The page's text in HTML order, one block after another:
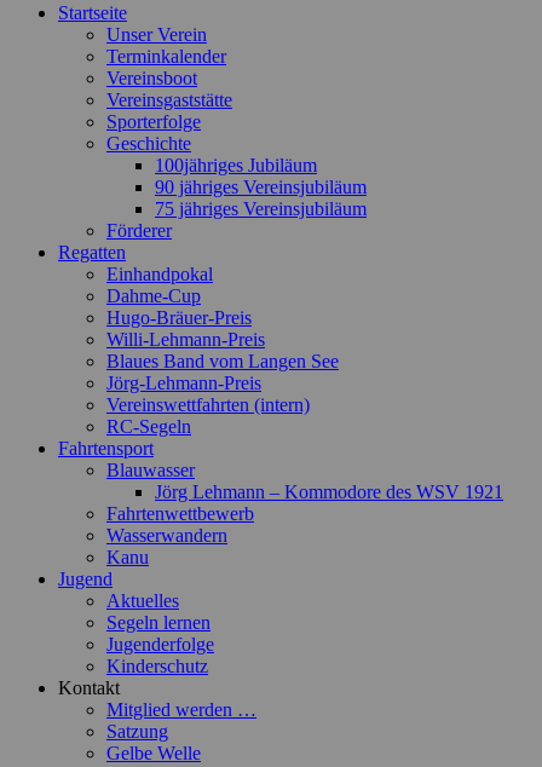
Startseite
Unser Verein
Terminkalender
Vereinsboot
Vereinsgaststätte
Sporterfolge
Geschichte
100jähriges Jubiläum
90 jähriges Vereinsjubiläum
75 jähriges Vereinsjubiläum
Förderer
Regatten
Einhandpokal
Dahme-Cup
Hugo-Bräuer-Preis
Willi-Lehmann-Preis
Blaues Band vom Langen See
Jörg-Lehmann-Preis
Vereinswettfahrten (intern)
RC-Segeln
Fahrtensport
Blauwasser
Jörg Lehmann – Kommodore des WSV 1921
Fahrtenwettbewerb
Wasserwandern
Kanu
Jugend
Aktuelles
Segeln lernen
Jugenderfolge
Kinderschutz
Kontakt
Mitglied werden …
Satzung
Gelbe Welle